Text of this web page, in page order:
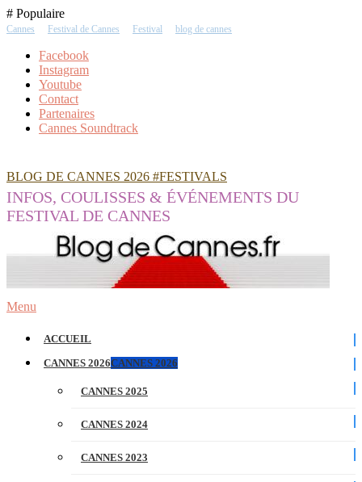
Skip
To
# Populaire
Cannes Festival de Cannes Festival blog de cannes
Facebook
Instagram
Youtube
Contact
Partenaires
Cannes Soundtrack
BLOG DE CANNES 2026 #FESTIVALS
INFOS, COULISSES & ÉVÉNEMENTS DU
FESTIVAL DE CANNES
Menu
ACCUEIL
CANNES 2026CANNES 2026
CANNES 2025
CANNES 2024
CANNES 2023